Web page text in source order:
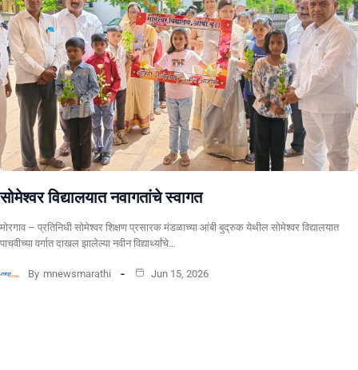
सोमेश्वर विद्यालयात नवागतांचे स्वागत
मोरगाव – प्रतिनिधी सोमेश्वर शिक्षण प्रसारक मंडळाच्या आंबी बुद्रुक येथील सोमेश्वर विद्यालयात
पाचवीच्या वर्गात दाखल झालेल्या नवीन विद्यार्थ्यांचे…
By mnewsmarathi Jun 15, 2026